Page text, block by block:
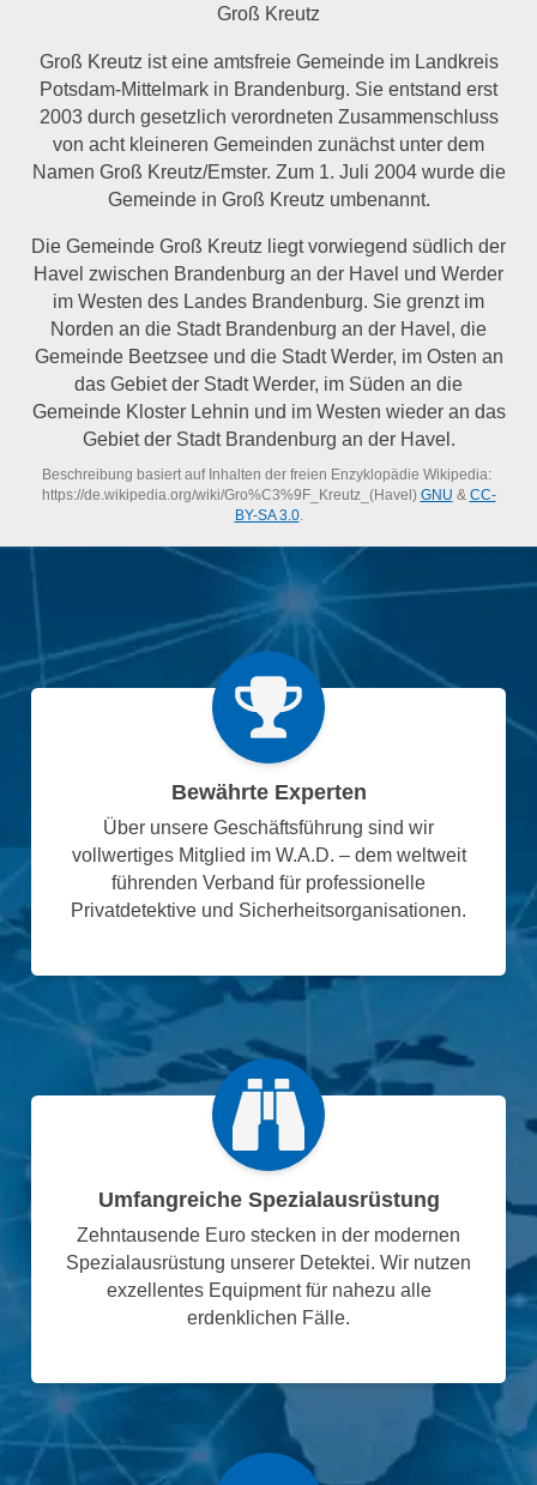
Groß Kreutz
Groß Kreutz ist eine amtsfreie Gemeinde im Landkreis
Potsdam-Mittelmark in Brandenburg. Sie entstand erst
2003 durch gesetzlich verordneten Zusammenschluss
von acht kleineren Gemeinden zunächst unter dem
Namen Groß Kreutz/Emster. Zum 1. Juli 2004 wurde die
Gemeinde in Groß Kreutz umbenannt.
Die Gemeinde Groß Kreutz liegt vorwiegend südlich der
Havel zwischen Brandenburg an der Havel und Werder
im Westen des Landes Brandenburg. Sie grenzt im
Norden an die Stadt Brandenburg an der Havel, die
Gemeinde Beetzsee und die Stadt Werder, im Osten an
das Gebiet der Stadt Werder, im Süden an die
Gemeinde Kloster Lehnin und im Westen wieder an das
Gebiet der Stadt Brandenburg an der Havel.
Beschreibung basiert auf Inhalten der freien Enzyklopädie Wikipedia:
https://de.wikipedia.org/wiki/Gro%C3%9F_Kreutz_(Havel) GNU & CC-
BY-SA 3.0.
Bewährte Experten
Über unsere Geschäftsführung sind wir
vollwertiges Mitglied im W.A.D. – dem weltweit
führenden Verband für professionelle
Privatdetektive und Sicherheitsorganisationen.
Umfangreiche Spezialausrüstung
Zehntausende Euro stecken in der modernen
Spezialausrüstung unserer Detektei. Wir nutzen
exzellentes Equipment für nahezu alle
erdenklichen Fälle.